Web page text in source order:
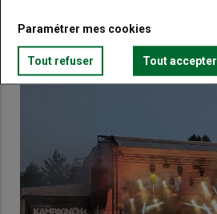
Paramétrer mes cookies
Tout refuser Tout accepter